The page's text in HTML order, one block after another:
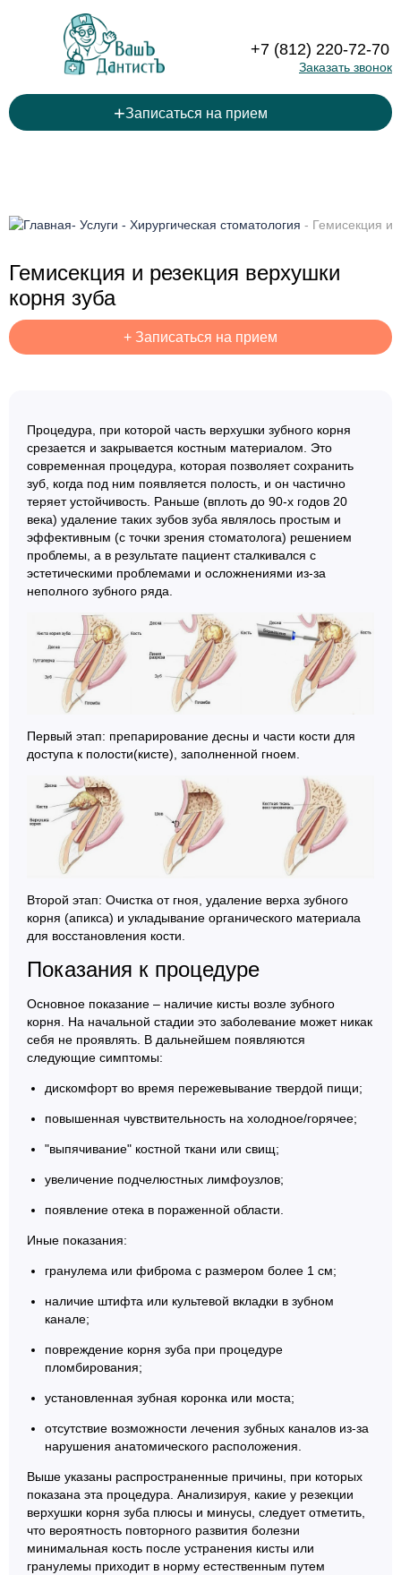
+7 (812) 220-72-70
Заказать звонок
+Записаться на прием
- Услуги - Хирургическая стоматология - Гемисекция и
Гемисекция и резекция верхушки
корня зуба
+ Записаться на прием
Процедура, при которой часть верхушки зубного корня
срезается и закрывается костным материалом. Это
современная процедура, которая позволяет сохранить
зуб, когда под ним появляется полость, и он частично
теряет устойчивость. Раньше (вплоть до 90-х годов 20
века) удаление таких зубов зуба являлось простым и
эффективным (с точки зрения стоматолога) решением
проблемы, а в результате пациент сталкивался с
эстетическими проблемами и осложнениями из-за
неполного зубного ряда.
Первый этап: препарирование десны и части кости для
доступа к полости(кисте), заполненной гноем.
Второй этап: Очистка от гноя, удаление верха зубного
корня (апикса) и укладывание органического материала
для восстановления кости.
Показания к процедуре
Основное показание – наличие кисты возле зубного
корня. На начальной стадии это заболевание может никак
себя не проявлять. В дальнейшем появляются
следующие симптомы:
дискомфорт во время пережевывание твердой пищи;
повышенная чувствительность на холодное/горячее;
"выпячивание" костной ткани или свищ;
увеличение подчелюстных лимфоузлов;
появление отека в пораженной области.
Иные показания:
гранулема или фиброма с размером более 1 см;
наличие штифта или культевой вкладки в зубном
канале;
повреждение корня зуба при процедуре
пломбирования;
установленная зубная коронка или моста;
отсутствие возможности лечения зубных каналов из-за
нарушения анатомического расположения.
Выше указаны распространенные причины, при которых
показана эта процедура. Анализируя, какие у резекции
верхушки корня зуба плюсы и минусы, следует отметить,
что вероятность повторного развития болезни
минимальная кость после устранения кисты или
гранулемы приходит в норму естественным путем